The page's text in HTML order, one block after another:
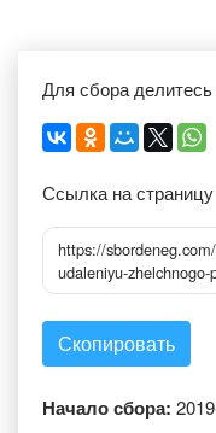
Для сбора
Ссылка на страницу
https://
udaleniyu-zhelchnogo-
Скопировать
Начало сбора: